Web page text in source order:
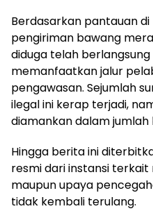
Berdasarkan pantauan
pengiriman bawang
diduga telah
memanfaatkan jalur
pengawasan. Sejumlah
ilegal ini kerap terjadi,
diamankan dalam jumlah
Hingga berita ini
resmi dari instansi
maupun upaya
tidak kembali terulang.